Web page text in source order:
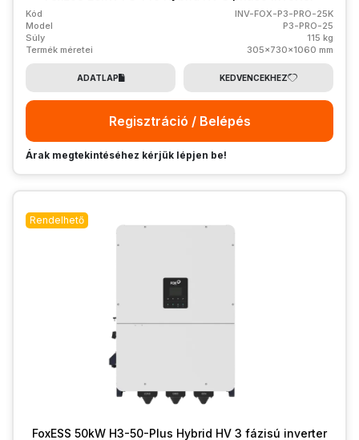
Kód
INV-FOX-P3-PRO-25K
Model
P3-PRO-25
Súly
115 kg
Termék méretei
305x730x1060 mm
ADATLAP KEDVENCEKHEZ
Regisztráció / Belépés
Árak megtekintéséhez kérjük lépjen be!
Rendelhető
FoxESS 50kW H3-50-Plus Hybrid HV 3 fázisú inverter